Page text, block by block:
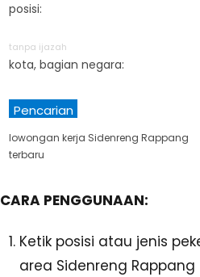
posisi:
tanpa ijazah
kota, bagian negara:
Pencarian
lowongan kerja Sidenreng Rappang
terbaru
CARA PENGGUNAAN:
Ketik posisi atau jenis
area Sidenreng Rappang